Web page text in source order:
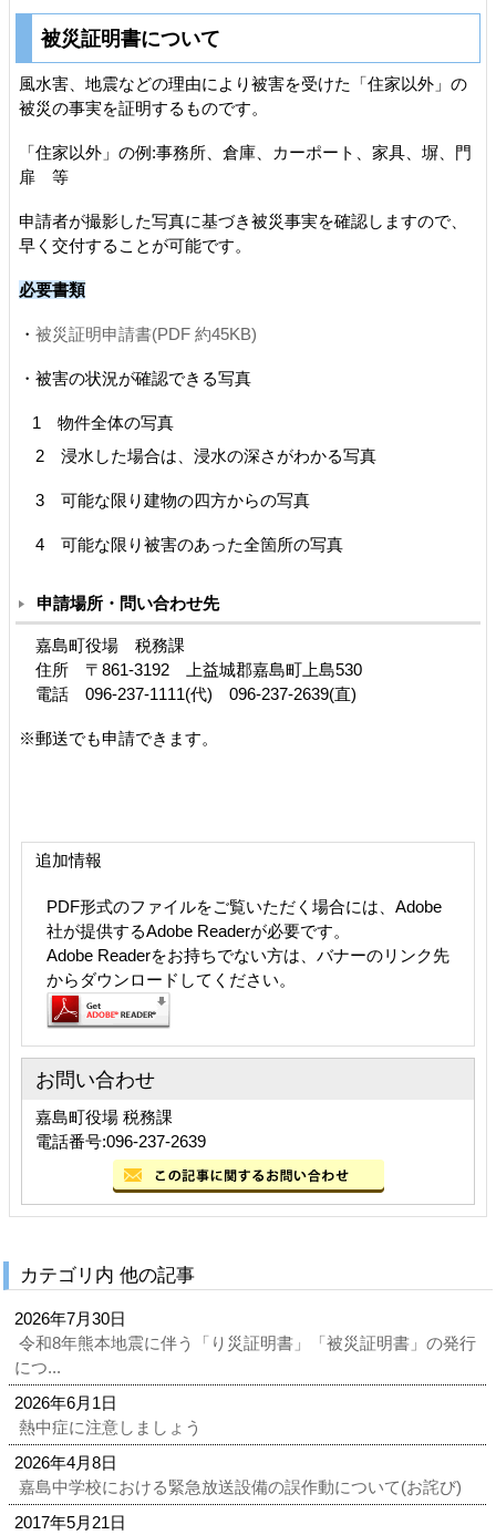
被災証明書について
風水害、地震などの理由により被害を受けた「住家以外」の
被災の事実を証明するものです。
「住家以外」の例:事務所、倉庫、カーポート、家具、塀、門
扉 等
申請者が撮影した写真に基づき被災事実を確認しますので、
早く交付することが可能です。
必要書類
・ 被災証明申請書(PDF 約45KB)
・被害の状況が確認できる写真
1 物件全体の写真
2 浸水した場合は、浸水の深さがわかる写真
3 可能な限り建物の四方からの写真
4 可能な限り被害のあった全箇所の写真
申請場所・問い合わせ先
嘉島町役場 税務課
住所 〒861-3192 上益城郡嘉島町上島530
電話 096-237-1111(代) 096-237-2639(直)
※郵送でも申請できます。
追加情報
PDF形式のファイルをご覧いただく場合には、Adobe
社が提供するAdobe Readerが必要です。
Adobe Readerをお持ちでない方は、バナーのリンク先
からダウンロードしてください。
お問い合わせ
嘉島町役場 税務課
電話番号:096-237-2639
カテゴリ内 他の記事
2026年7月30日
令和8年熊本地震に伴う「り災証明書」「被災証明書」の発行
につ...
2026年6月1日
熱中症に注意しましょう
2026年4月8日
嘉島中学校における緊急放送設備の誤作動について(お詫び)
2017年5月21日